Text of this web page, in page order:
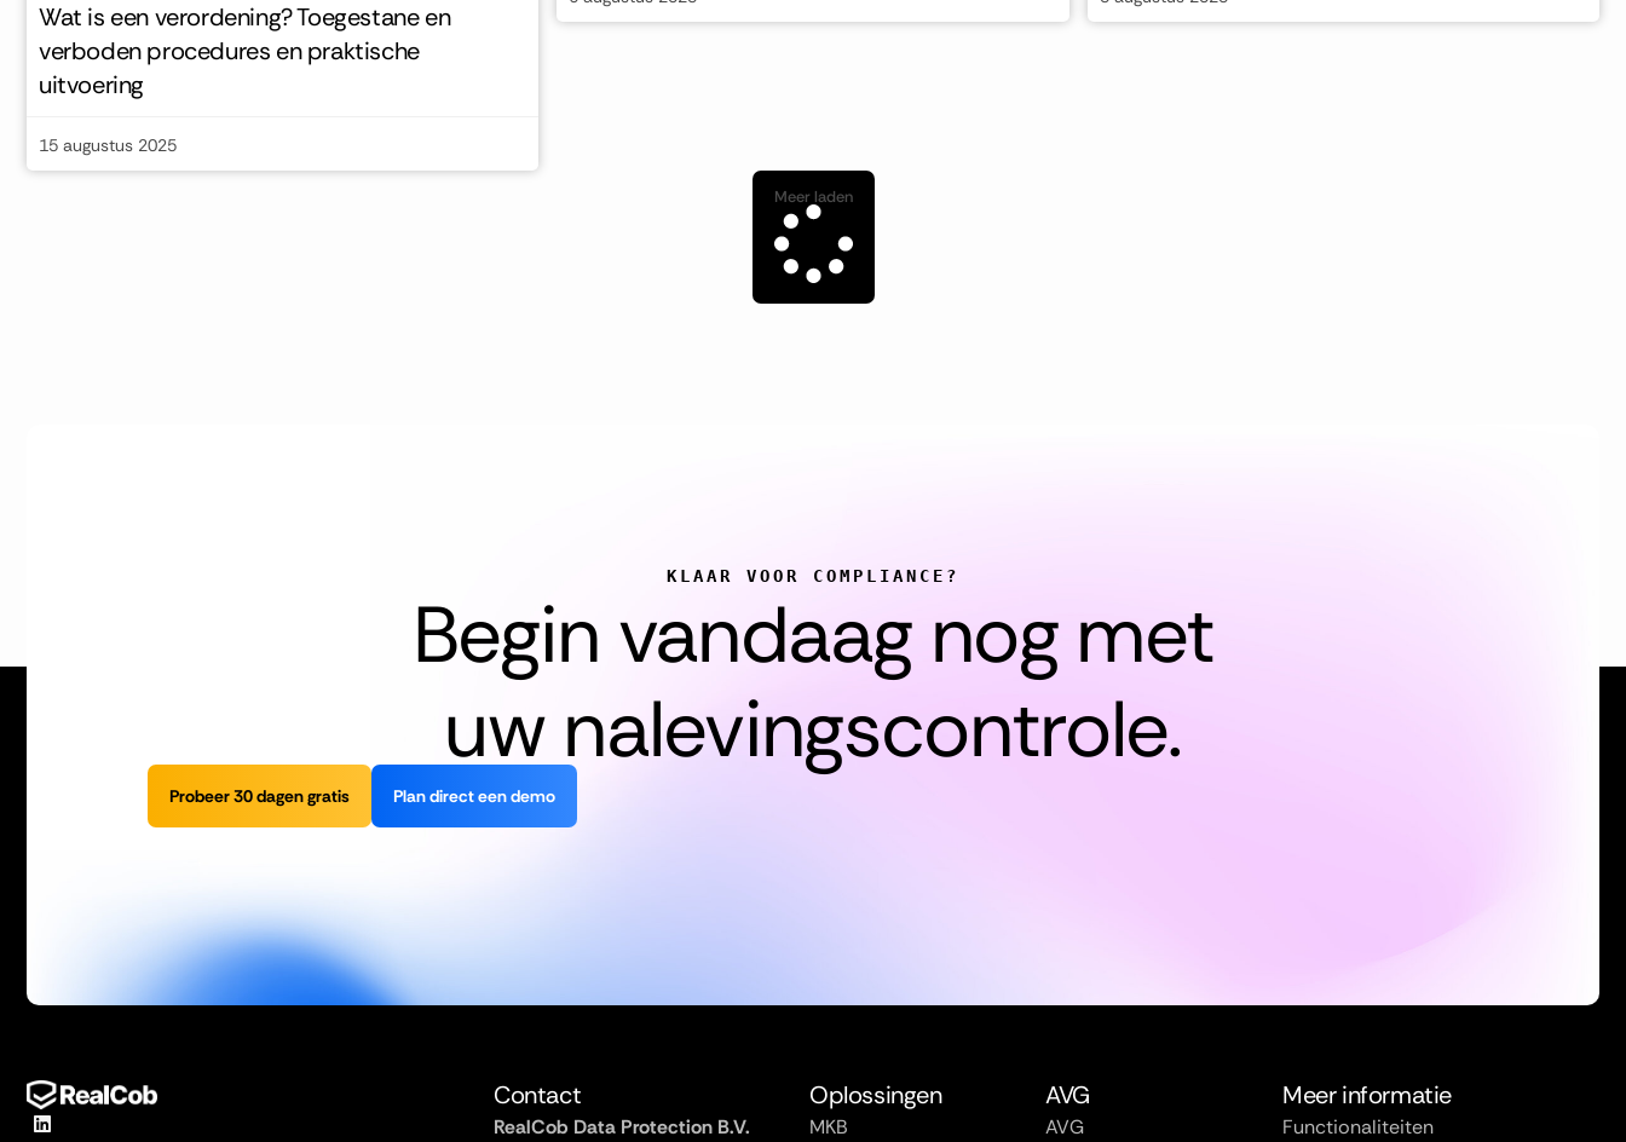
Wat is een verordening? Toegestane en
verboden procedures en praktische
uitvoering
15 augustus 2025
Meer laden
KLAAR VOOR COMPLIANCE?
Begin vandaag nog met
uw nalevingscontrole.
Probeer 30 dagen gratis Plan direct een demo
Contact
RealCob Data Protection B.V.
Oplossingen
MKB
AVG
AVG
Meer informatie
Functionaliteiten